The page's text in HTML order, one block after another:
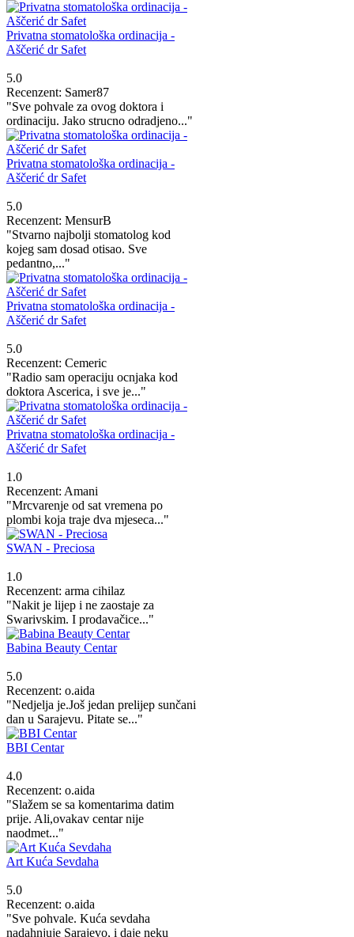
Privatna stomatološka ordinacija -
Aščerić dr Safet
5.0
Recenzent: Samer87
"Sve pohvale za ovog doktora i
ordinaciju. Jako strucno odradjeno..."
Privatna stomatološka ordinacija -
Aščerić dr Safet
5.0
Recenzent: MensurB
"Stvarno najbolji stomatolog kod
kojeg sam dosad otisao. Sve
pedantno,..."
Privatna stomatološka ordinacija -
Aščerić dr Safet
5.0
Recenzent: Cemeric
"Radio sam operaciju ocnjaka kod
doktora Ascerica, i sve je..."
Privatna stomatološka ordinacija -
Aščerić dr Safet
1.0
Recenzent: Amani
"Mrcvarenje od sat vremena po
plombi koja traje dva mjeseca..."
SWAN - Preciosa
1.0
Recenzent: arma cihilaz
"Nakit je lijep i ne zaostaje za
Swarivskim. I prodavačice..."
Babina Beauty Centar
5.0
Recenzent: o.aida
"Nedjelja je.Još jedan prelijep sunčani
dan u Sarajevu. Pitate se..."
BBI Centar
4.0
Recenzent: o.aida
"Slažem se sa komentarima datim
prije. Ali,ovakav centar nije
naodmet..."
Art Kuća Sevdaha
5.0
Recenzent: o.aida
"Sve pohvale. Kuća sevdaha
nadahnjuje Sarajevo, i daje neku